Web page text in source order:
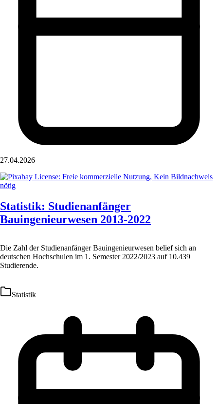
27.04.2026
Statistik: Studienanfänger
Bauingenieurwesen 2013-2022
Die Zahl der Studienanfänger Bauingenieurwesen belief sich an
deutschen Hochschulen im 1. Semester 2022/2023 auf 10.439
Studierende.
Statistik